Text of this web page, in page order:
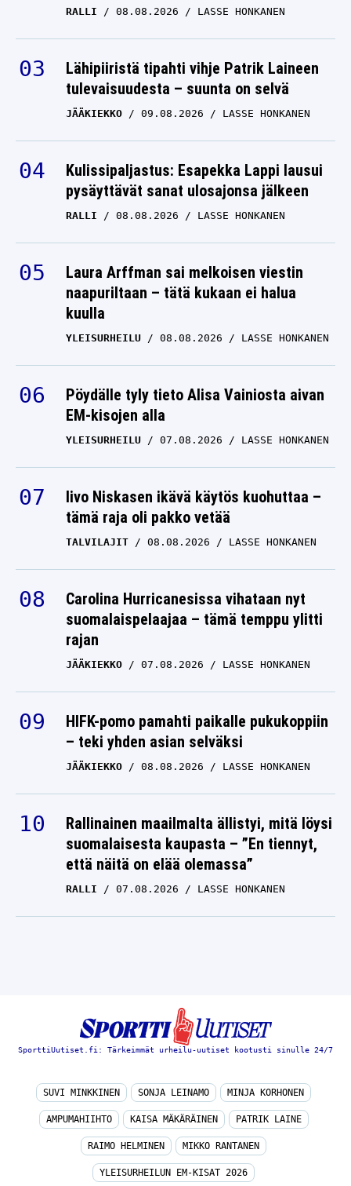
RALLI 08.08.2026 LASSE HONKANEN
Lähipiiristä tipahti vihje Patrik Laineen
tulevaisuudesta – suunta on selvä
JÄÄKIEKKO 09.08.2026 LASSE HONKANEN
Kulissipaljastus: Esapekka Lappi lausui
pysäyttävät sanat ulosajonsa jälkeen
RALLI 08.08.2026 LASSE HONKANEN
Laura Arffman sai melkoisen viestin
naapuriltaan – tätä kukaan ei halua
kuulla
YLEISURHEILU 08.08.2026 LASSE HONKANEN
Pöydälle tyly tieto Alisa Vainiosta aivan
EM-kisojen alla
YLEISURHEILU 07.08.2026 LASSE HONKANEN
Iivo Niskasen ikävä käytös kuohuttaa –
tämä raja oli pakko vetää
TALVILAJIT 08.08.2026 LASSE HONKANEN
Carolina Hurricanesissa vihataan nyt
suomalaispelaajaa – tämä temppu ylitti
rajan
JÄÄKIEKKO 07.08.2026 LASSE HONKANEN
HIFK-pomo pamahti paikalle pukukoppiin
– teki yhden asian selväksi
JÄÄKIEKKO 08.08.2026 LASSE HONKANEN
Rallinainen maailmalta ällistyi, mitä löysi
suomalaisesta kaupasta – ”En tiennyt,
että näitä on elää olemassa”
RALLI 07.08.2026 LASSE HONKANEN
SporttiUutiset.fi: Tärkeimmät urheilu-uutiset kootusti sinulle 24/7
SUVI MINKKINEN SONJA LEINAMO MINJA KORHONEN
AMPUMAHIIHTO KAISA MÄKÄRÄINEN PATRIK LAINE
RAIMO HELMINEN MIKKO RANTANEN
YLEISURHEILUN EM-KISAT 2026